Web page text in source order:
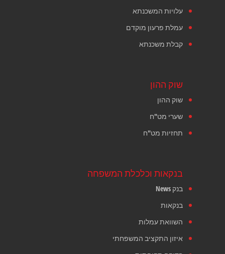
עלויות המשכנתא
עמלת פרעון מוקדם
קבלת משכנתא
שוק ההון
שוק ההון
שערי מט"ח
תחזיות מט"ח
בנקאות וכלכלת המשפחה
בנק News
בנקאות
השוואת עמלות
איזון התקציב המשפחתי